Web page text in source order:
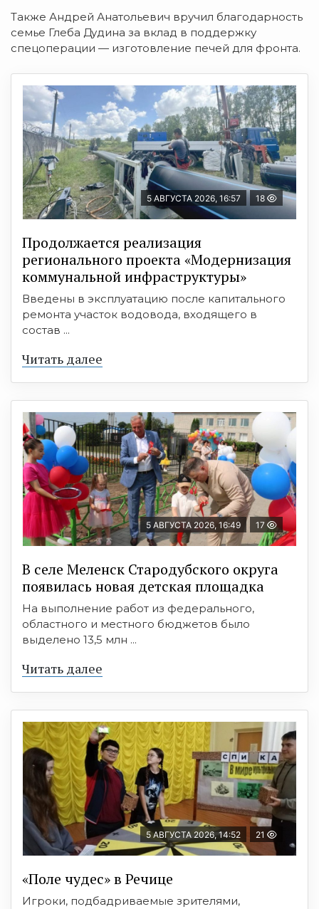
Также Андрей Анатольевич вручил благодарность
семье Глеба Дудина за вклад в поддержку
спецоперации — изготовление печей для фронта.
5 АВГУСТА 2026, 16:57 18
Продолжается реализация
регионального проекта «Модернизация
коммунальной инфраструктуры»
Введены в эксплуатацию после капитального
ремонта участок водовода, входящего в
состав ...
Читать далее
5 АВГУСТА 2026, 16:49 17
В селе Меленск Стародубского округа
появилась новая детская площадка
На выполнение работ из федерального,
областного и местного бюджетов было
выделено 13,5 млн ...
Читать далее
5 АВГУСТА 2026, 14:52 21
«Поле чудес» в Речице
Игроки, подбадриваемые зрителями,